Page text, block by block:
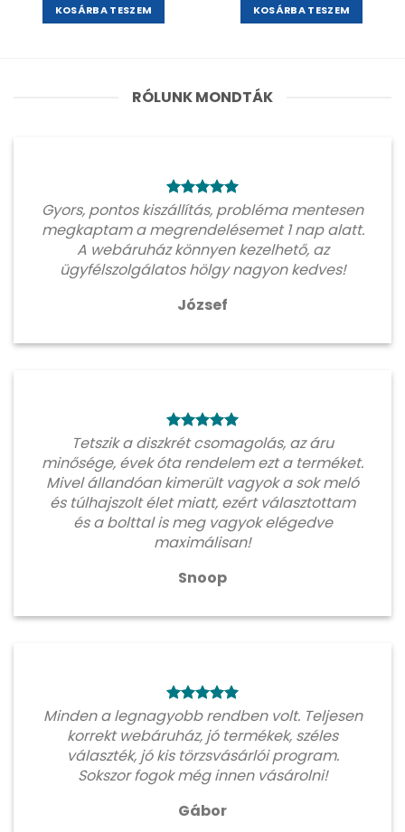
KOSÁRBA TESZEM KOSÁRBA TESZEM
RÓLUNK MONDTÁK
Gyors, pontos kiszállítás, probléma mentesen
megkaptam a megrendelésemet 1 nap alatt.
A webáruház könnyen kezelhető, az
ügyfélszolgálatos hölgy nagyon kedves!
József
Tetszik a diszkrét csomagolás, az áru
minősége, évek óta rendelem ezt a terméket.
Mivel állandóan kimerült vagyok a sok meló
és túlhajszolt élet miatt, ezért választottam
és a bolttal is meg vagyok elégedve
maximálisan!
Snoop
Minden a legnagyobb rendben volt. Teljesen
korrekt webáruház, jó termékek, széles
választék, jó kis törzsvásárlói program.
Sokszor fogok még innen vásárolni!
Gábor